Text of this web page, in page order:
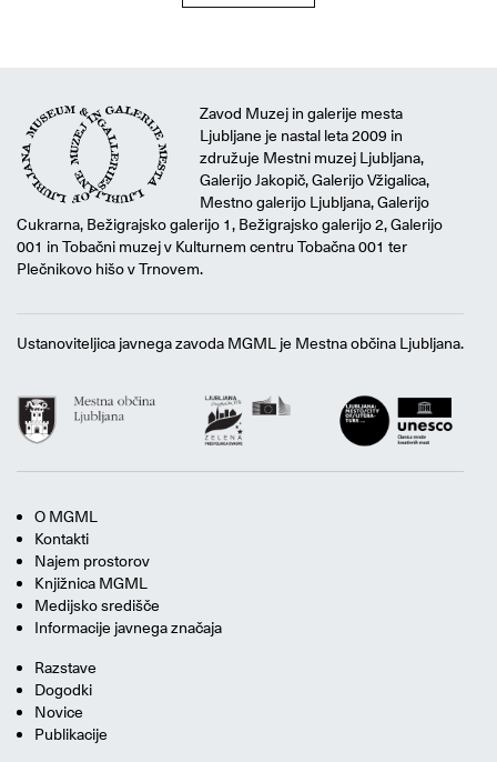
Zavod Muzej in galerije mesta
Ljubljane je nastal leta 2009 in
združuje Mestni muzej Ljubljana,
Galerijo Jakopič, Galerijo Vžigalica,
Mestno galerijo Ljubljana, Galerijo
Cukrarna, Bežigrajsko galerijo 1, Bežigrajsko galerijo 2, Galerijo
001 in Tobačni muzej v Kulturnem centru Tobačna 001 ter
Plečnikovo hišo v Trnovem.
Ustanoviteljica javnega zavoda MGML je Mestna občina Ljubljana.
O MGML
Kontakti
Najem prostorov
Knjižnica MGML
Medijsko središče
Informacije javnega značaja
Razstave
Dogodki
Novice
Publikacije